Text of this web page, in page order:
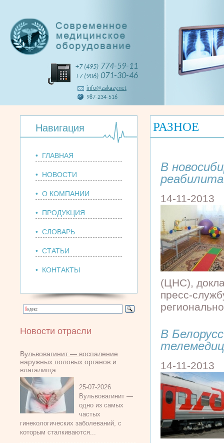
+7 (495) 774-59-11
+7 (906) 071-30-46
info@zakazy.net
987-234-516
Навигация
• ГЛАВНАЯ
• НОВОСТИ
• О КОМПАНИИ
• ПРОДУКЦИЯ
• СЛОВАРЬ
• СТАТЬИ
• КОНТАКТЫ
Новости отрасли
Вульвовагинит — воспаление
наружных половых органов и
влагалища
25-07-2026
Вульвовагинит —
одно из самых
частых
гинекологических заболеваний, с
которым сталкиваются...
РАЗНОЕ
В
14-11-2013
(ЦНС),
пресс-
В
14-11-2013